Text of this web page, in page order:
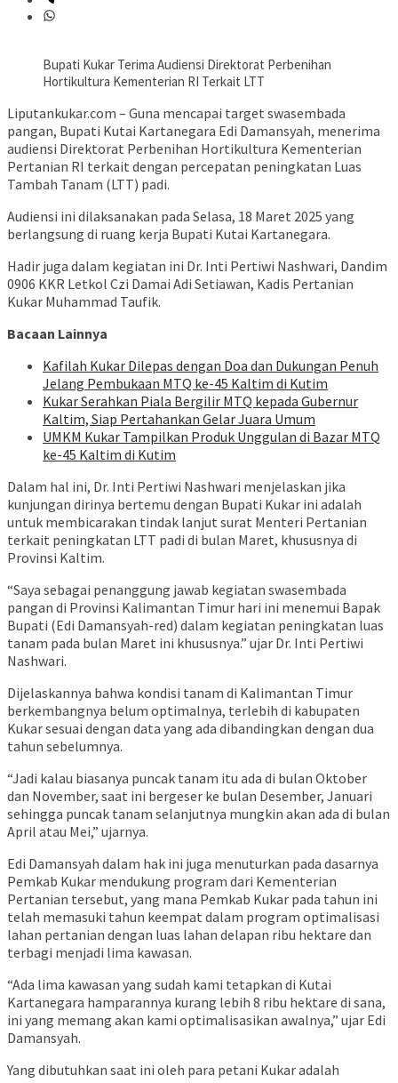
Bupati Kukar Terima Audiensi Direktorat Perbenihan
Hortikultura Kementerian RI Terkait LTT
Liputankukar.com – Guna mencapai target swasembada
pangan, Bupati Kutai Kartanegara Edi Damansyah, menerima
audiensi Direktorat Perbenihan Hortikultura Kementerian
Pertanian RI terkait dengan percepatan peningkatan Luas
Tambah Tanam (LTT) padi.
Audiensi ini dilaksanakan pada Selasa, 18 Maret 2025 yang
berlangsung di ruang kerja Bupati Kutai Kartanegara.
Hadir juga dalam kegiatan ini Dr. Inti Pertiwi Nashwari, Dandim
0906 KKR Letkol Czi Damai Adi Setiawan, Kadis Pertanian
Kukar Muhammad Taufik.
Bacaan Lainnya
Kafilah Kukar Dilepas dengan Doa dan Dukungan Penuh
Jelang Pembukaan MTQ ke-45 Kaltim di Kutim
Kukar Serahkan Piala Bergilir MTQ kepada Gubernur
Kaltim, Siap Pertahankan Gelar Juara Umum
UMKM Kukar Tampilkan Produk Unggulan di Bazar MTQ
ke-45 Kaltim di Kutim
Dalam hal ini, Dr. Inti Pertiwi Nashwari menjelaskan jika
kunjungan dirinya bertemu dengan Bupati Kukar ini adalah
untuk membicarakan tindak lanjut surat Menteri Pertanian
terkait peningkatan LTT padi di bulan Maret, khususnya di
Provinsi Kaltim.
“Saya sebagai penanggung jawab kegiatan swasembada
pangan di Provinsi Kalimantan Timur hari ini menemui Bapak
Bupati (Edi Damansyah-red) dalam kegiatan peningkatan luas
tanam pada bulan Maret ini khususnya.” ujar Dr. Inti Pertiwi
Nashwari.
Dijelaskannya bahwa kondisi tanam di Kalimantan Timur
berkembangnya belum optimalnya, terlebih di kabupaten
Kukar sesuai dengan data yang ada dibandingkan dengan dua
tahun sebelumnya.
“Jadi kalau biasanya puncak tanam itu ada di bulan Oktober
dan November, saat ini bergeser ke bulan Desember, Januari
sehingga puncak tanam selanjutnya mungkin akan ada di bulan
April atau Mei,” ujarnya.
Edi Damansyah dalam hak ini juga menuturkan pada dasarnya
Pemkab Kukar mendukung program dari Kementerian
Pertanian tersebut, yang mana Pemkab Kukar pada tahun ini
telah memasuki tahun keempat dalam program optimalisasi
lahan pertanian dengan luas lahan delapan ribu hektare dan
terbagi menjadi lima kawasan.
“Ada lima kawasan yang sudah kami tetapkan di Kutai
Kartanegara hamparannya kurang lebih 8 ribu hektare di sana,
ini yang memang akan kami optimalisasikan awalnya,” ujar Edi
Damansyah.
Yang dibutuhkan saat ini oleh para petani Kukar adalah